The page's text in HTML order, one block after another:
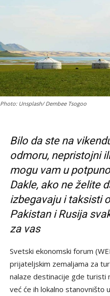
Photo: Unsplash/ Dembee Tsogoo
Bilo da ste na
odmoru, nepristojni
mogu vam u
Dakle, ako ne želite
izbegavaju i taksisti
Pakistan i Rusija
za vas
Svetski ekonomski forum
prijateljskim zemaljama za
nalaze destinacije gde turisti
već će ih lokalno stanovništo